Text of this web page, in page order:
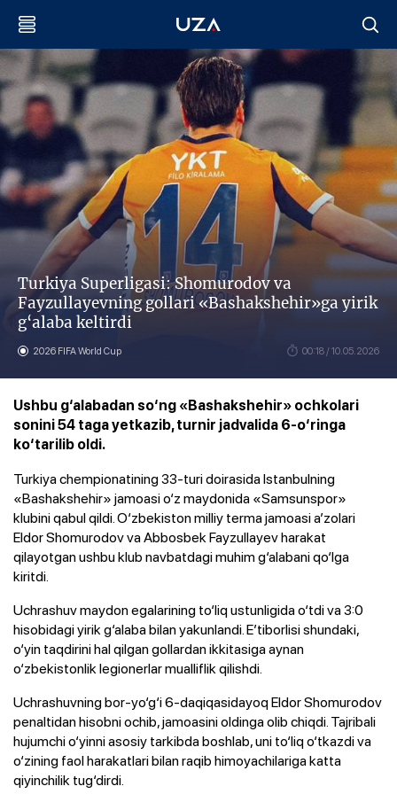
Тurkiya Superligasi: Shomurodov va
Fayzullayevning gollari «Bashakshehir»ga yirik
g‘alaba keltirdi
2026 FIFA World Cup 00:18 / 10.05.2026
Ushbu g‘alabadan so‘ng «Bashakshehir» ochkolari
sonini 54 taga yetkazib, turnir jadvalida 6-o‘ringa
ko‘tarilib oldi.
Turkiya chempionatining 33-turi doirasida Istanbulning
«Bashakshehir» jamoasi o‘z maydonida «Samsunspor»
klubini qabul qildi. O‘zbekiston milliy terma jamoasi a’zolari
Eldor Shomurodov va Abbosbek Fayzullayev harakat
qilayotgan ushbu klub navbatdagi muhim g‘alabani qo‘lga
kiritdi.
Uchrashuv maydon egalarining to‘liq ustunligida o‘tdi va 3:0
hisobidagi yirik g‘alaba bilan yakunlandi. E’tiborlisi shundaki,
o‘yin taqdirini hal qilgan gollardan ikkitasiga aynan
o‘zbekistonlik legionerlar mualliflik qilishdi.
Uchrashuvning bor-yo‘g‘i 6-daqiqasidayoq Eldor Shomurodov
penaltidan hisobni ochib, jamoasini oldinga olib chiqdi. Tajribali
hujumchi o‘yinni asosiy tarkibda boshlab, uni to‘liq o‘tkazdi va
o‘zining faol harakatlari bilan raqib himoyachilariga katta
qiyinchilik tug‘dirdi.